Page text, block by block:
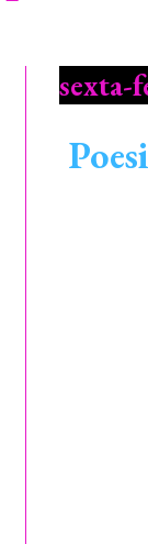
sexta-